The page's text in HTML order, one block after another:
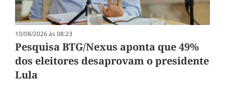
10/08/2026 às 08:23
Pesquisa BTG/Nexus aponta que 49%
dos eleitores desaprovam o presidente
Lula